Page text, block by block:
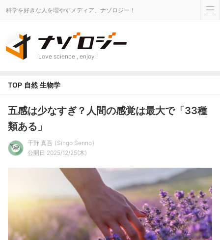
科学を好きな人を増やすメディア、ナゾロジー！
Love science , enjoy !
TOP 自然 生物学
五感は少なすぎ？人間の感覚は最大で「33種
類ある」
千野 真吾
Singo Senno
公開日 2025/12/25(木)